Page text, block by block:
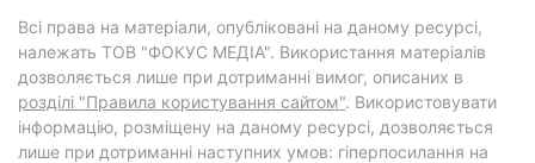
Всі права на матеріали, опубліковані на даному ресурсі,
належать ТОВ "ФОКУС МЕДІА". Використання матеріалів
дозволяється лише при дотриманні вимог, описаних в
розділі "Правила користування сайтом". Використовувати
інформацію, розміщену на даному ресурсі, дозволяється
лише при дотриманні наступних умов: гіперпосилання на